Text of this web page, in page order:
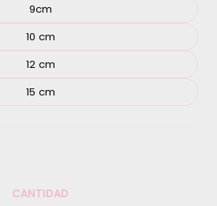
9cm
10 cm
12 cm
15 cm
CANTIDAD